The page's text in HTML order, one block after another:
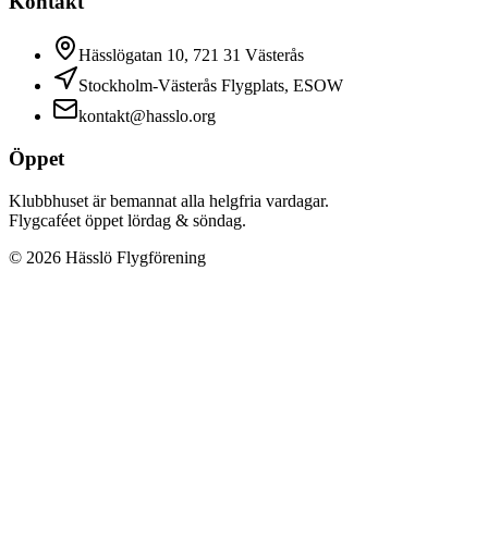
Hässlögatan 10, 721 31 Västerås
Stockholm-Västerås Flygplats, ESOW
kontakt@hasslo.org
Öppet
Klubbhuset är bemannat alla helgfria vardagar.
Flygcaféet öppet lördag & söndag.
© 2026 Hässlö Flygförening